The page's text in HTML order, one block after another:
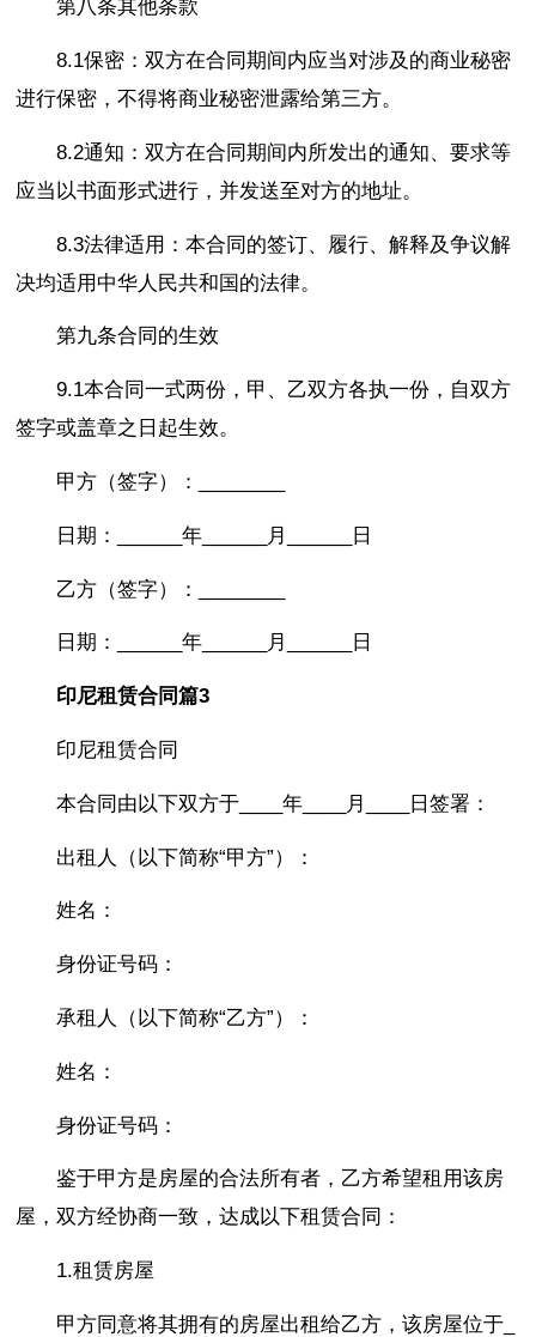
第八条其他条款
8.1保密：双方在合同期间内应当对涉及的商业秘密
进行保密，不得将商业秘密泄露给第三方。
8.2通知：双方在合同期间内所发出的通知、要求等
应当以书面形式进行，并发送至对方的地址。
8.3法律适用：本合同的签订、履行、解释及争议解
决均适用中华人民共和国的法律。
第九条合同的生效
9.1本合同一式两份，甲、乙双方各执一份，自双方
签字或盖章之日起生效。
甲方（签字）：________
日期：______年______月______日
乙方（签字）：________
日期：______年______月______日
印尼租赁合同篇3
印尼租赁合同
本合同由以下双方于____年____月____日签署：
出租人（以下简称“甲方”）：
姓名：
身份证号码：
承租人（以下简称“乙方”）：
姓名：
身份证号码：
鉴于甲方是房屋的合法所有者，乙方希望租用该房
屋，双方经协商一致，达成以下租赁合同：
1.租赁房屋
甲方同意将其拥有的房屋出租给乙方，该房屋位于_